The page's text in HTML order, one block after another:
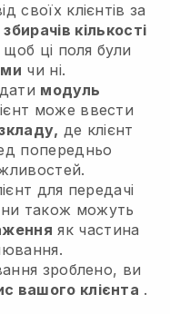
своїх клієнтів за
кількості
щоб ці поля були
чи ні.
модуль
може ввести
де клієнт
попередньо
для передачі
також можуть
як частина
зроблено, ви
вашого клієнта .